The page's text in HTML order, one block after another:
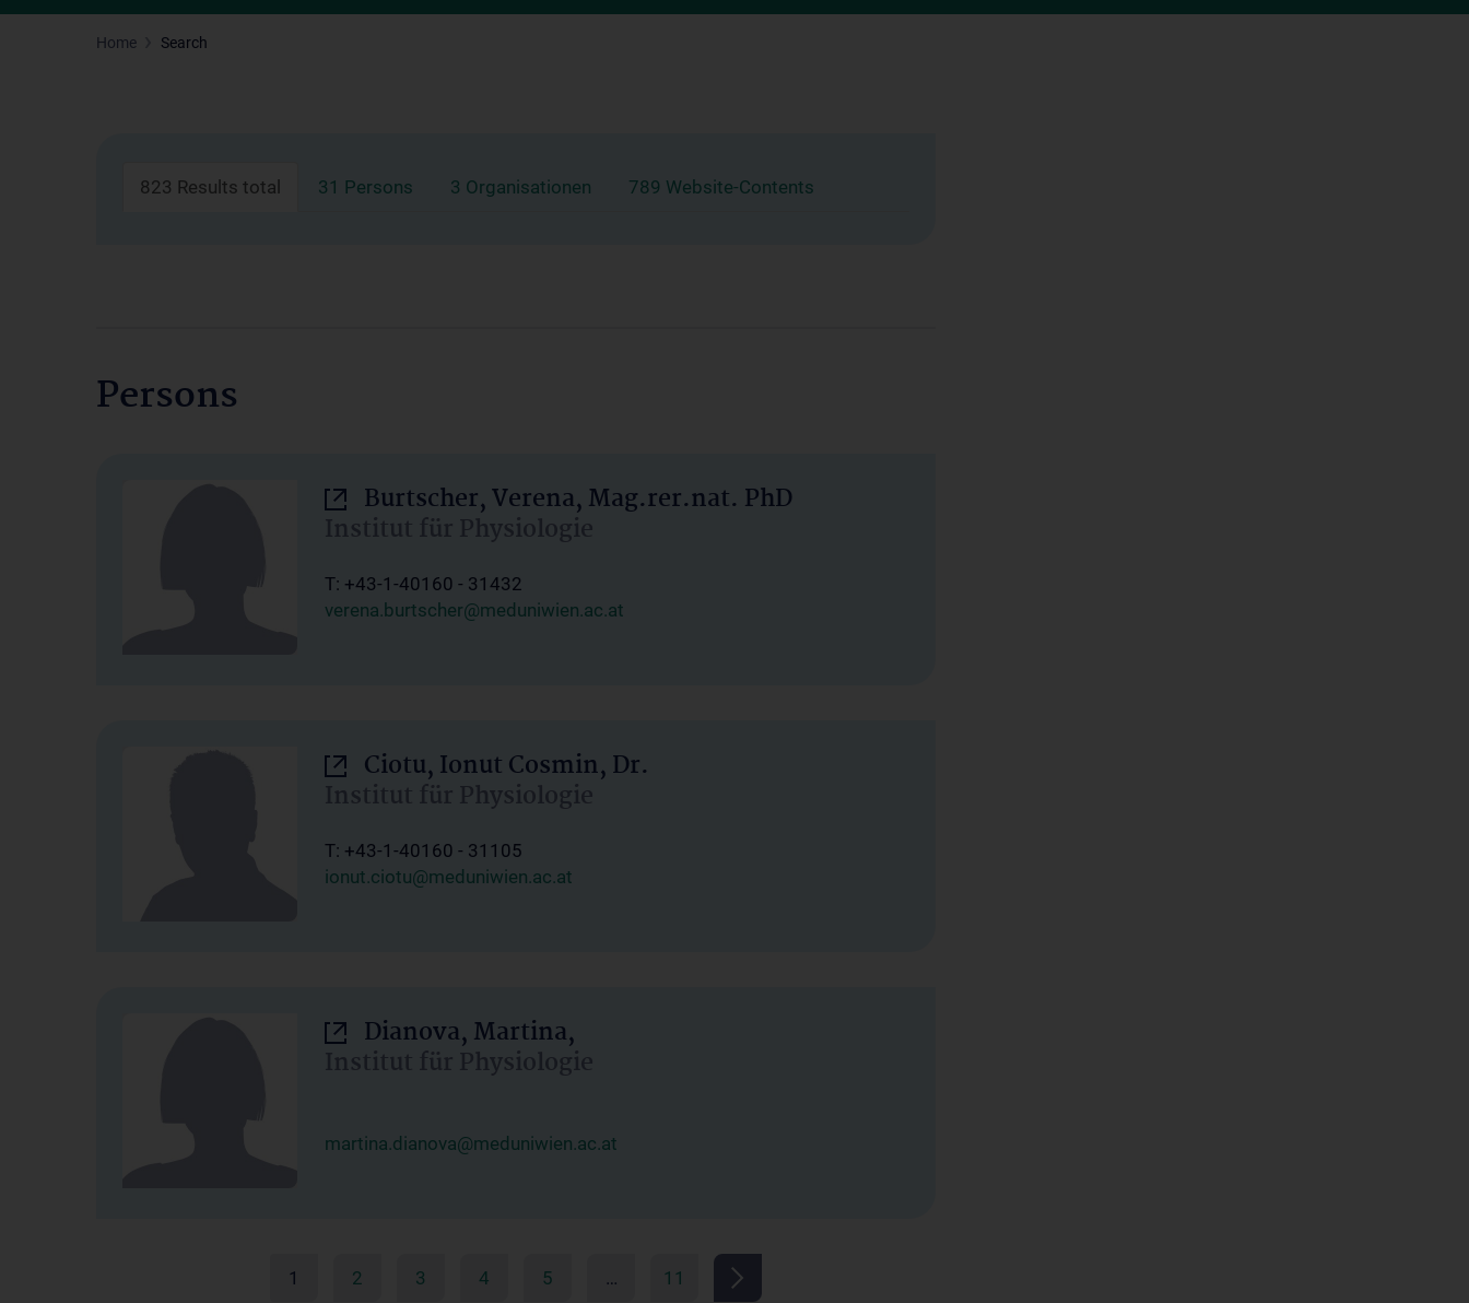
Home Search
823 Results total 31 Persons 3 Organisationen 789 Website-Contents
Persons
Burtscher, Verena, Mag.rer.nat. PhD
Institut für Physiologie
T: +43-1-40160 - 31432
verena.burtscher@meduniwien.ac.at
Ciotu, Ionut Cosmin, Dr.
Institut für Physiologie
T: +43-1-40160 - 31105
ionut.ciotu@meduniwien.ac.at
Dianova, Martina,
Institut für Physiologie
martina.dianova@meduniwien.ac.at
1 2 3 4 5 … 11